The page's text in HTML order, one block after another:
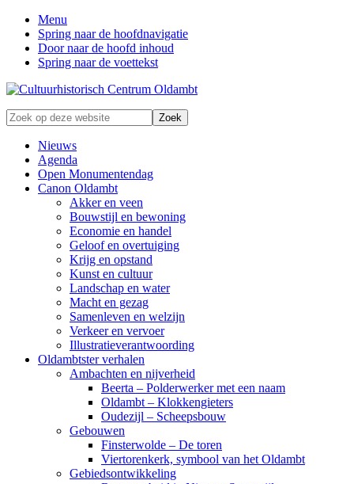
Menu
Spring naar de hoofdnavigatie
Door naar de hoofd inhoud
Spring naar de voettekst
Zonder
verleden
geen
toekomst
Zoek
op
deze
website
Nieuws
Agenda
Open Monumentendag
Canon Oldambt
Akker en veen
Bouwstijl en bewoning
Economie en handel
Geloof en overtuiging
Krijg en opstand
Kunst en cultuur
Landschap en water
Macht en gezag
Samenleven en welzijn
Verkeer en vervoer
Illustratieverantwoording
Oldambtster verhalen
Ambachten en nijverheid
Beerta – Polderwerker met een naam
Oldambt – Klokkengieters
Oudezijl – Scheepsbouw
Gebouwen
Finsterwolde – De toren
Viertorenkerk, symbool van het Oldambt
Gebiedsontwikkeling